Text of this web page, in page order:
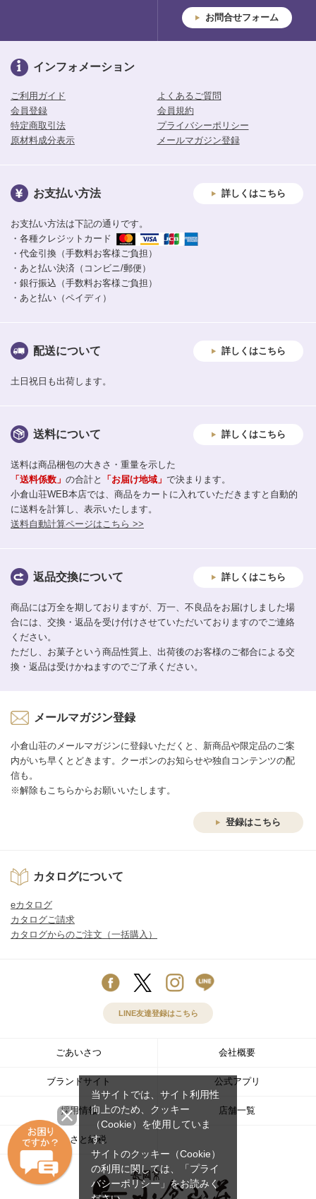
お問合せフォーム
インフォメーション
ご利用ガイド
よくあるご質問
会員登録
会員規約
特定商取引法
プライバシーポリシー
原材料成分表示
メールマガジン登録
お支払い方法 詳しくはこちら
お支払い方法は下記の通りです。
・各種クレジットカード
・代金引換（手数料お客様ご負担）
・あと払い決済（コンビニ/郵便）
・銀行振込（手数料お客様ご負担）
・あと払い（ペイディ）
配送について 詳しくはこちら
土日祝日も出荷します。
送料について 詳しくはこちら
送料は商品梱包の大きさ・重量を示した
「送料係数」 の合計と 「お届け地域」 で決まります。
小倉山荘WEB本店では、商品をカートに入れていただきますと自動的
に送料を計算し、表示いたします。
送料自動計算ページはこちら >>
返品交換について 詳しくはこちら
商品には万全を期しておりますが、万一、不良品をお届けしました場
合には、交換・返品を受け付けさせていただいておりますのでご連絡
ください。
ただし、お菓子という商品性質上、出荷後のお客様のご都合による交
換・返品は受けかねますのでご了承ください。
メールマガジン登録
小倉山荘のメールマガジンに登録いただくと、新商品や限定品のご案
内がいち早くとどきます。クーポンのお知らせや独自コンテンツの配
信も。
※解除もこちらからお願いいたします。
登録はこちら
カタログについて
eカタログ
カタログご請求
カタログからのご注文（一括購入）
LINE友達登録はこちら
ごあいさつ 会社概要
ブランドサイト 公式アプリ
採用情報 店舗一覧
ふるさと納税
当サイトでは、サイト利用性
向上のため、クッキー
（Cookie）を使用していま
す。
サイトのクッキー（Cookie）
の利用に関しては、
「プライ
バシーポリシー」をお読みく